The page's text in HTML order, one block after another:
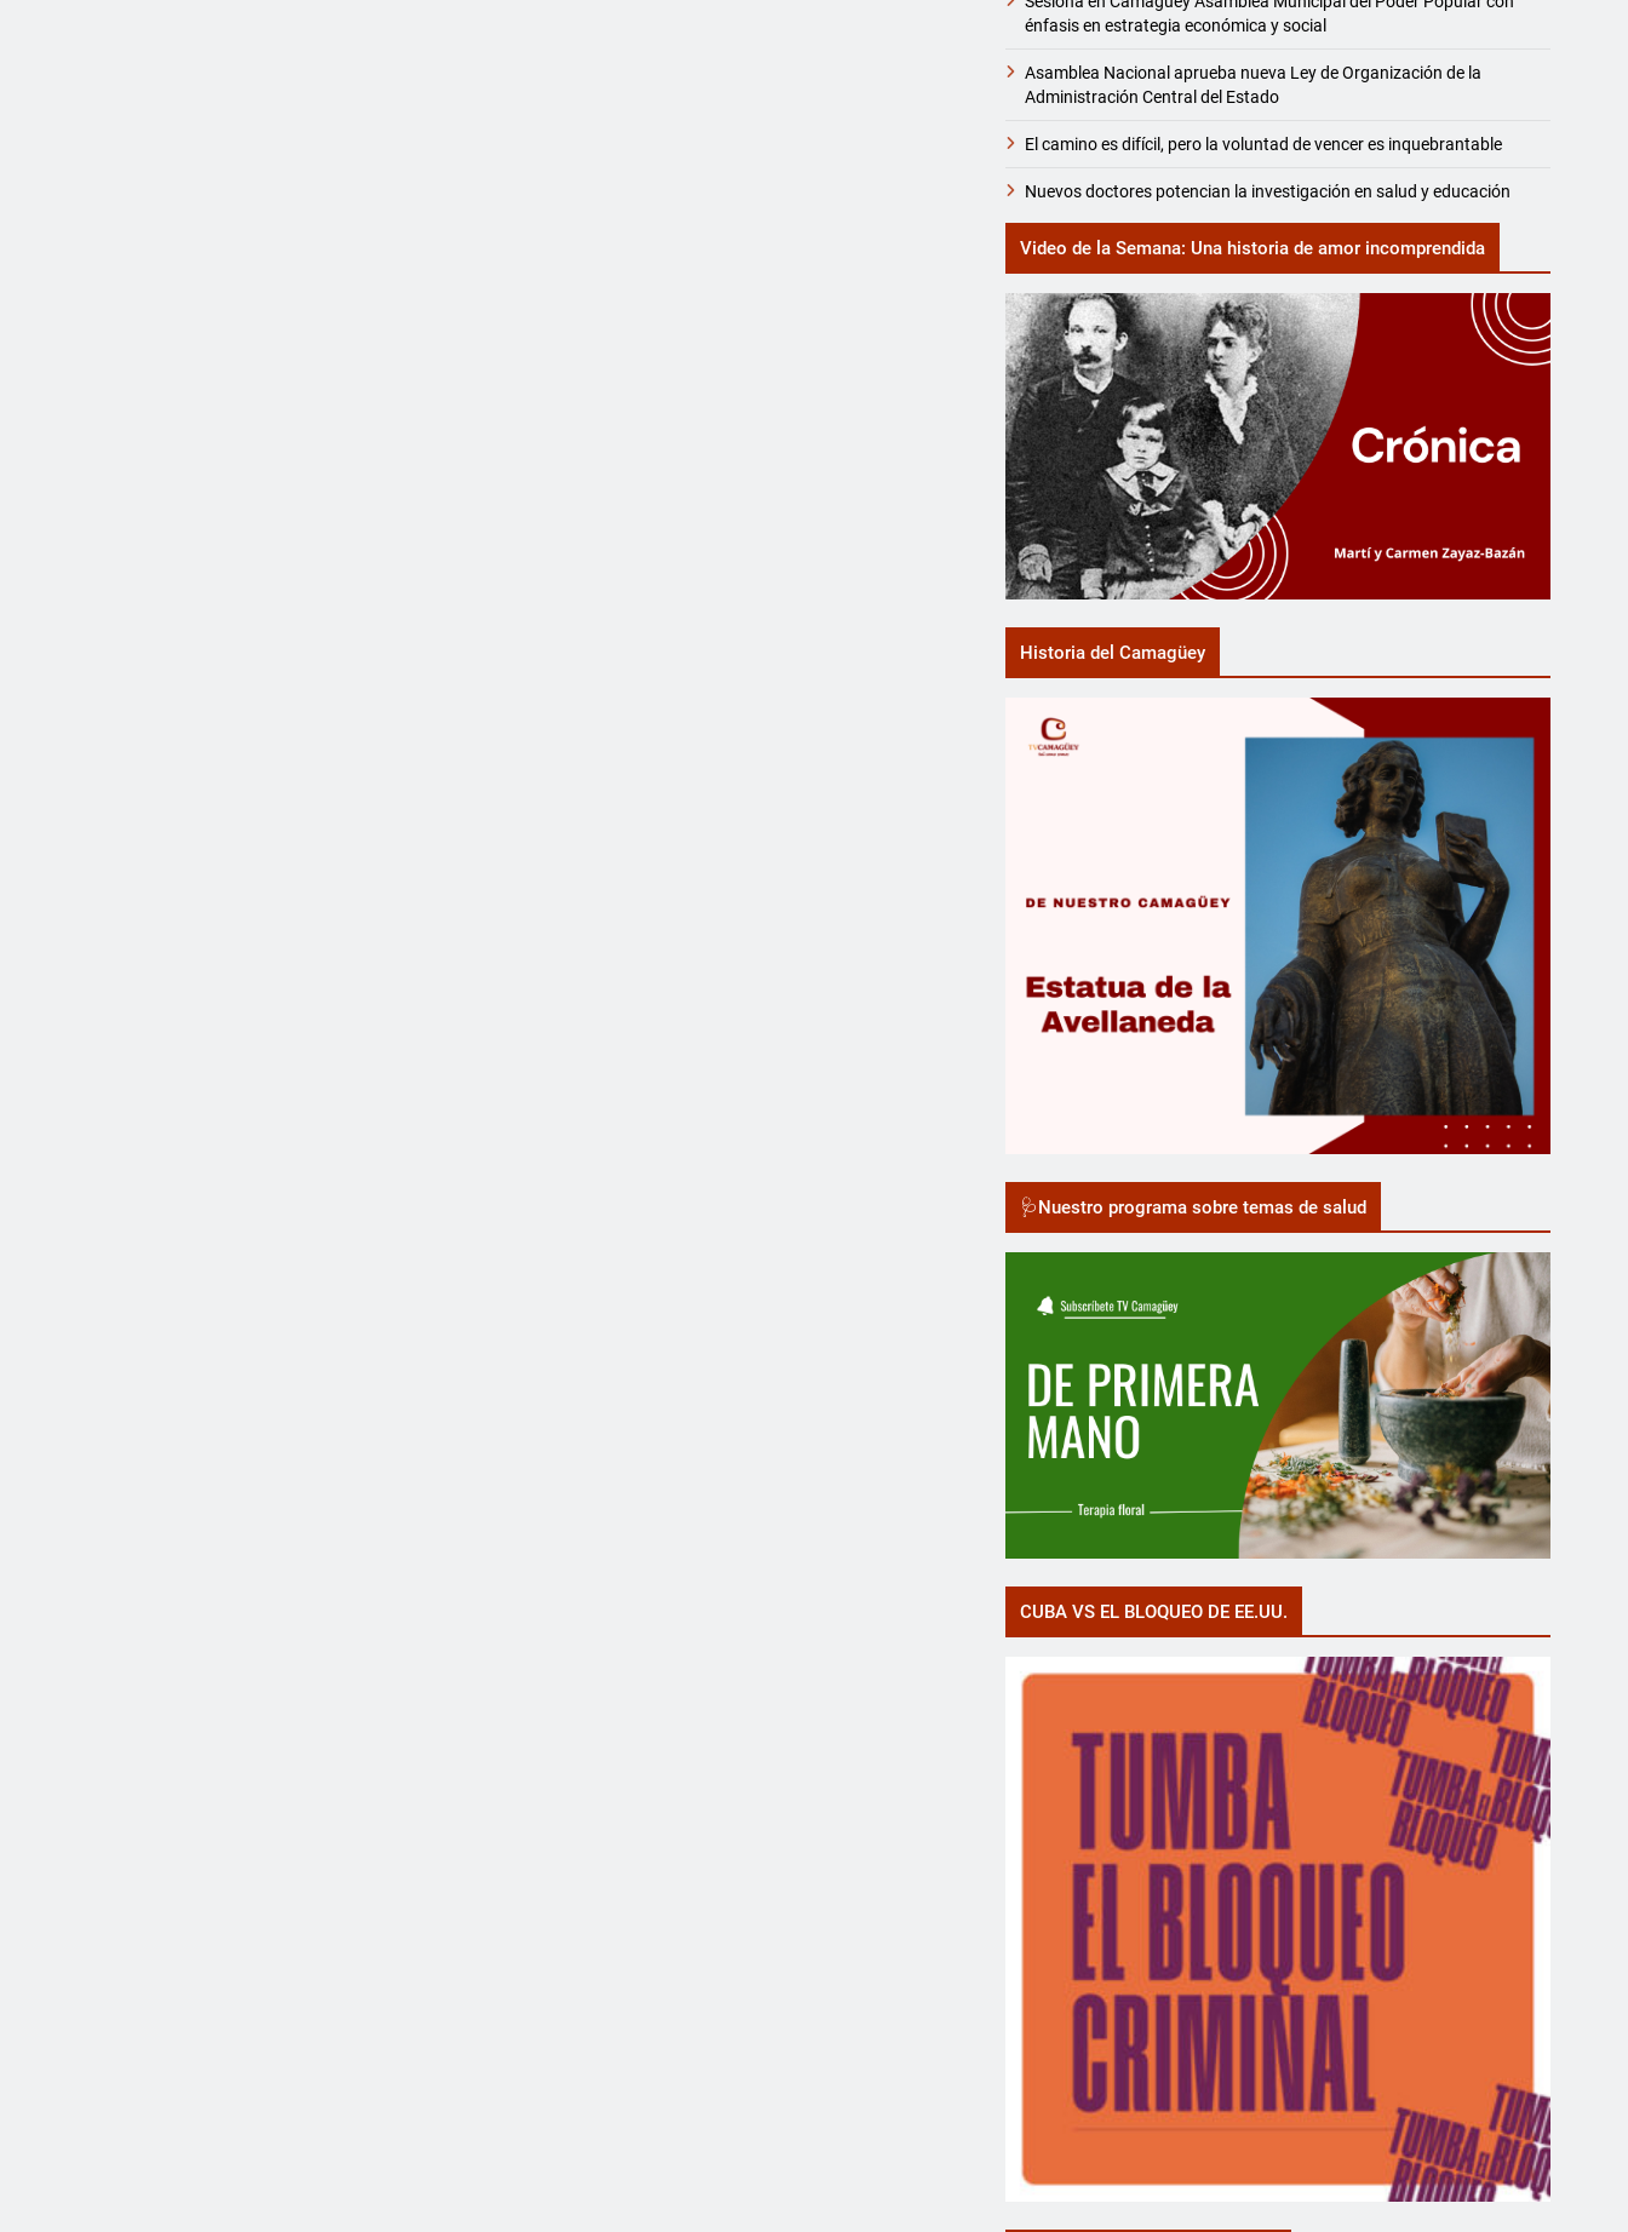
énfasis en estrategia económica y social
Asamblea Nacional aprueba nueva Ley de Organización de la
Administración Central del Estado
El camino es difícil, pero la voluntad de vencer es inquebrantable
Nuevos doctores potencian la investigación en salud y educación
Video de la Semana: Una historia de amor incomprendida
Historia del Camagüey
🩺Nuestro programa sobre temas de salud
CUBA VS EL BLOQUEO DE EE.UU.